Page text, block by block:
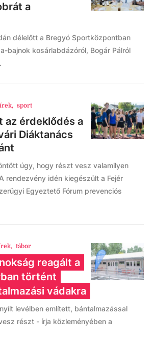
a
délelőtt a Bregyó Sportközpontban
bajnok kosárlabdázóról, Bogár Pálról
, sport
az érdeklődés a
Diáktanács
úgy, hogy részt vesz valamilyen
rendezvény idén kiegészült a Fejér
Egyeztető Fórum prevenciós
, tábor
reagált a
történt
vádakra
levélben említett, bántalmazással
részt - írja közleményében a